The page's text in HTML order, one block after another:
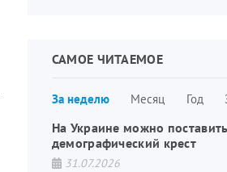
САМОЕ ЧИТАЕМОЕ
За неделю Месяц Год
На Украине можно поставить
демографический крест
31.07.2026